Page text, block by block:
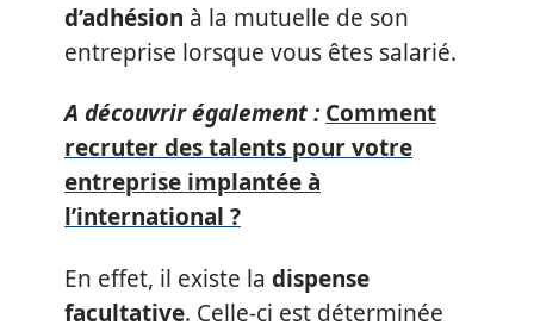
d’adhésion à la mutuelle de son
entreprise lorsque vous êtes salarié.
A découvrir également : Comment
recruter des talents pour votre
entreprise implantée à
l’international ?
En effet, il existe la dispense
facultative. Celle-ci est déterminée